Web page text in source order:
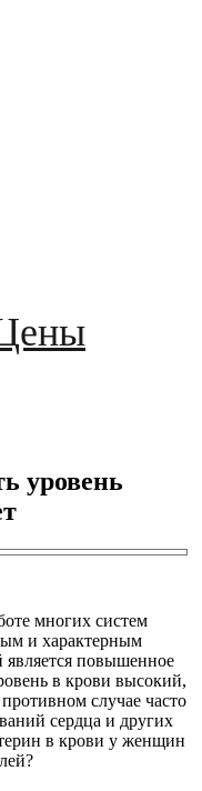
уровень
многих систем
и характерным
повышенное
в крови высокий,
случае часто
сердца и других
в крови у женщин